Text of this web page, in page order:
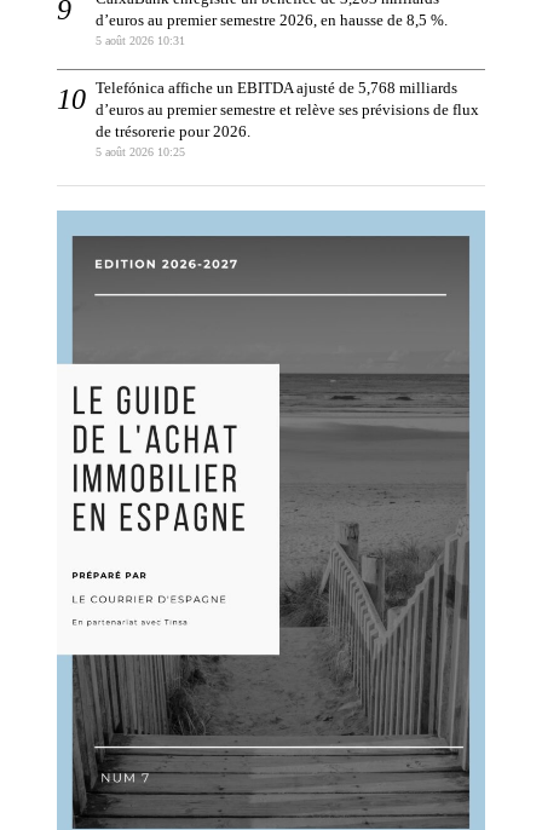
d’euros au premier semestre 2026, en hausse de 8,5 %.
5 août 2026 10:31
Telefónica affiche un EBITDA ajusté de 5,768 milliards
d’euros au premier semestre et relève ses prévisions de flux
de trésorerie pour 2026.
5 août 2026 10:25